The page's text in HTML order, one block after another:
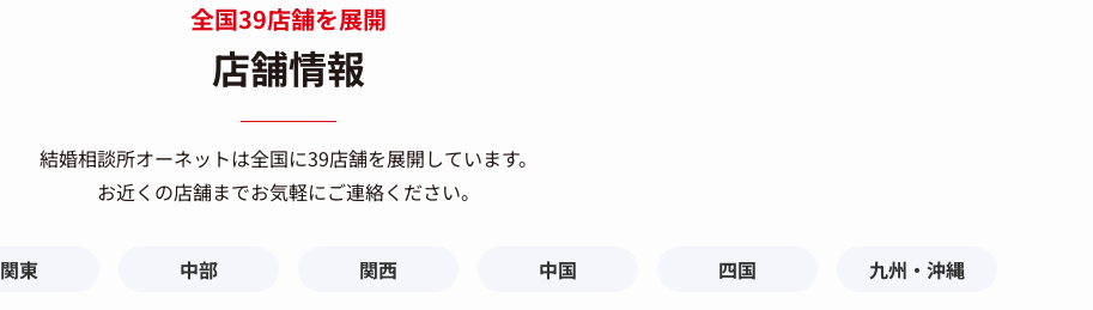
全国39店舗を展開
店舗情報
結婚相談所オーネットは全国に39店舗を展開しています。
お近くの店舗までお気軽にご連絡ください。
関東 中部 関西 中国 四国 九州・沖縄